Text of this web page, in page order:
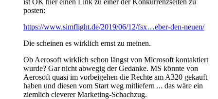
posten:
https://www.simflight.de/2019/06/12/fsx…eber-den-neuen/
Die scheinen es wirklich ernst zu meinen.
Ob Aerosoft wirklich schon längst von Microsoft kontaktiert
wurde? Gar nicht abwegig der Gedanke. MS könnte von
Aerosoft quasi im vorbeigehen die Rechte am A320 gekauft
haben und diesen vom Start weg mitliefern ... das wäre ein
ziemlich cleverer Marketing-Schachzug.